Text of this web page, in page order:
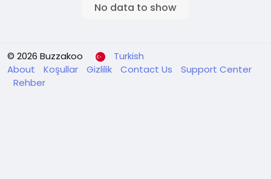
No data to show
© 2026 Buzzakoo
Turkish
About
Koşullar Gizlilik Contact Us
Support Center
Rehber